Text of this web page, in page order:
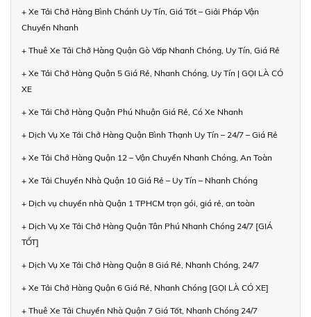
+ Xe Tải Chở Hàng Bình Chánh Uy Tín, Giá Tốt – Giải Pháp Vận
Chuyển Nhanh
+ Thuê Xe Tải Chở Hàng Quận Gò Vấp Nhanh Chóng, Uy Tín, Giá Rẻ
+ Xe Tải Chở Hàng Quận 5 Giá Rẻ, Nhanh Chóng, Uy Tín | GỌI LÀ CÓ
XE
+ Xe Tải Chở Hàng Quận Phú Nhuận Giá Rẻ, Có Xe Nhanh
+ Dịch Vụ Xe Tải Chở Hàng Quận Bình Thạnh Uy Tín – 24/7 – Giá Rẻ
+ Xe Tải Chở Hàng Quận 12 – Vận Chuyển Nhanh Chóng, An Toàn
+ Xe Tải Chuyển Nhà Quận 10 Giá Rẻ – Uy Tín – Nhanh Chóng
+ Dịch vụ chuyển nhà Quận 1 TPHCM trọn gói, giá rẻ, an toàn
+ Dịch Vụ Xe Tải Chở Hàng Quận Tân Phú Nhanh Chóng 24/7 [GIÁ
TỐT]
+ Dịch Vụ Xe Tải Chở Hàng Quận 8 Giá Rẻ, Nhanh Chóng, 24/7
+ Xe Tải Chở Hàng Quận 6 Giá Rẻ, Nhanh Chóng [GỌI LÀ CÓ XE]
+ Thuê Xe Tải Chuyển Nhà Quận 7 Giá Tốt, Nhanh Chóng 24/7